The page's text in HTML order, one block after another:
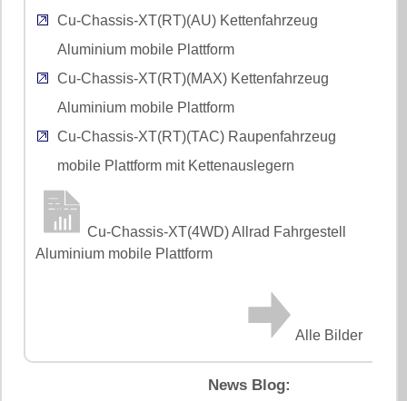
Cu-Chassis-XT(RT)(AU) Kettenfahrzeug
Aluminium mobile Plattform
Cu-Chassis-XT(RT)(MAX) Kettenfahrzeug
Aluminium mobile Plattform
Cu-Chassis-XT(RT)(TAC) Raupenfahrzeug
mobile Plattform mit Kettenauslegern
Cu-Chassis-XT(4WD) Allrad Fahrgestell
Aluminium mobile Plattform
Alle Bilder
News Blog: